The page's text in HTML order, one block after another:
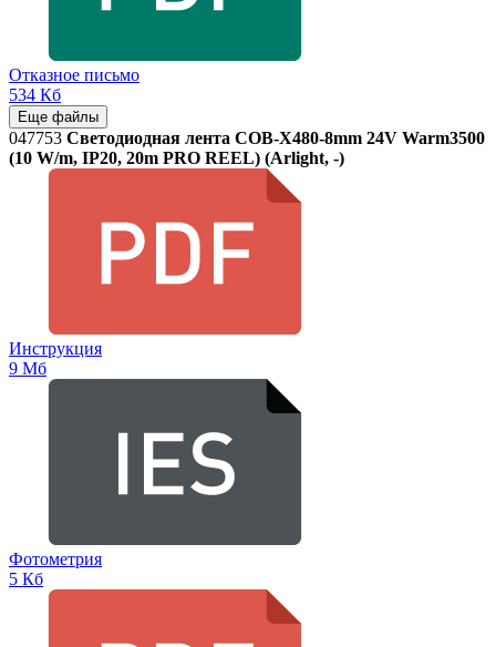
Отказное письмо
534 Кб
Еще файлы
047753 Светодиодная лента COB-X480-8mm 24V Warm3500
(10 W/m, IP20, 20m PRO REEL) (Arlight, -)
Инструкция
9 Мб
Фотометрия
5 Кб